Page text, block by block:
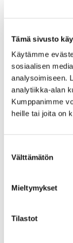
Tämä sivusto
Käytämme
sosiaalisen
analysoimiseen.
analytiikka-alan
Kumppanimme
heille tai joita on
valinta
Välttämätön
Mieltymykset
Tilastot